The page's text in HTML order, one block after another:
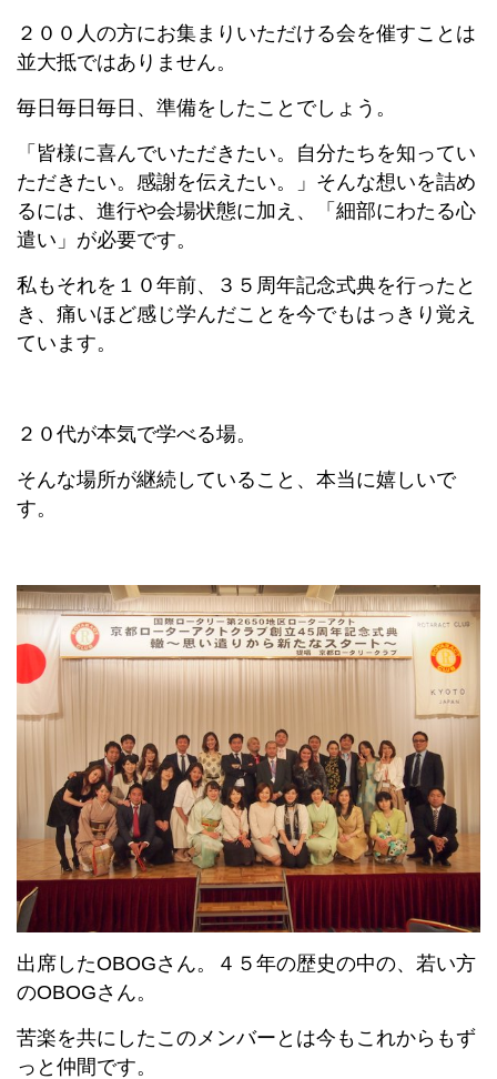
２００人の方にお集まりいただける会を催すことは
並大抵ではありません。
毎日毎日毎日、準備をしたことでしょう。
「皆様に喜んでいただきたい。自分たちを知ってい
ただきたい。感謝を伝えたい。」そんな想いを詰め
るには、進行や会場状態に加え、「細部にわたる心
遣い」が必要です。
私もそれを１０年前、３５周年記念式典を行ったと
き、痛いほど感じ学んだことを今でもはっきり覚え
ています。
２０代が本気で学べる場。
そんな場所が継続していること、本当に嬉しいで
す。
出席したOBOGさん。４５年の歴史の中の、若い方
のOBOGさん。
苦楽を共にしたこのメンバーとは今もこれからもず
っと仲間です。